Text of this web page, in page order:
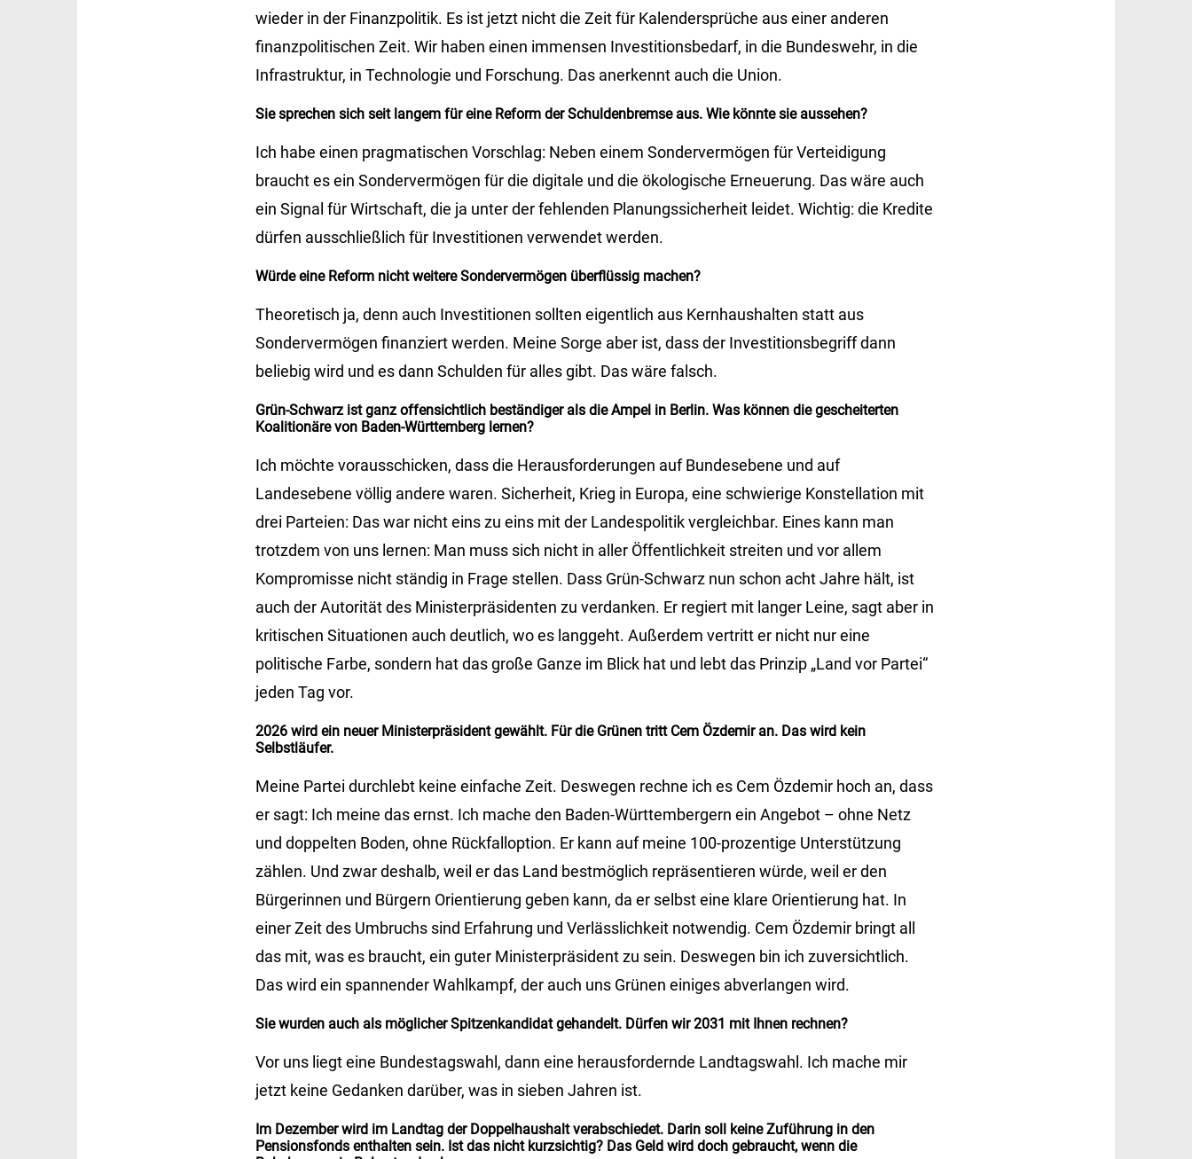
wieder in der Finanzpolitik. Es ist jetzt nicht die Zeit für Kalendersprüche aus einer anderen
finanzpolitischen Zeit. Wir haben einen immensen Investitionsbedarf, in die Bundeswehr, in die
Infrastruktur, in Technologie und Forschung. Das anerkennt auch die Union.
Sie sprechen sich seit langem für eine Reform der Schuldenbremse aus. Wie könnte sie aussehen?
Ich habe einen pragmatischen Vorschlag: Neben einem Sondervermögen für Verteidigung
braucht es ein Sondervermögen für die digitale und die ökologische Erneuerung. Das wäre auch
ein Signal für Wirtschaft, die ja unter der fehlenden Planungssicherheit leidet. Wichtig: die Kredite
dürfen ausschließlich für Investitionen verwendet werden.
Würde eine Reform nicht weitere Sondervermögen überflüssig machen?
Theoretisch ja, denn auch Investitionen sollten eigentlich aus Kernhaushalten statt aus
Sondervermögen finanziert werden. Meine Sorge aber ist, dass der Investitionsbegriff dann
beliebig wird und es dann Schulden für alles gibt. Das wäre falsch.
Grün-Schwarz ist ganz offensichtlich beständiger als die Ampel in Berlin. Was können die gescheiterten
Koalitionäre von Baden-Württemberg lernen?
Ich möchte vorausschicken, dass die Herausforderungen auf Bundesebene und auf
Landesebene völlig andere waren. Sicherheit, Krieg in Europa, eine schwierige Konstellation mit
drei Parteien: Das war nicht eins zu eins mit der Landespolitik vergleichbar. Eines kann man
trotzdem von uns lernen: Man muss sich nicht in aller Öffentlichkeit streiten und vor allem
Kompromisse nicht ständig in Frage stellen. Dass Grün-Schwarz nun schon acht Jahre hält, ist
auch der Autorität des Ministerpräsidenten zu verdanken. Er regiert mit langer Leine, sagt aber in
kritischen Situationen auch deutlich, wo es langgeht. Außerdem vertritt er nicht nur eine
politische Farbe, sondern hat das große Ganze im Blick hat und lebt das Prinzip „Land vor Partei“
jeden Tag vor.
2026 wird ein neuer Ministerpräsident gewählt. Für die Grünen tritt Cem Özdemir an. Das wird kein
Selbstläufer.
Meine Partei durchlebt keine einfache Zeit. Deswegen rechne ich es Cem Özdemir hoch an, dass
er sagt: Ich meine das ernst. Ich mache den Baden-Württembergern ein Angebot – ohne Netz
und doppelten Boden, ohne Rückfalloption. Er kann auf meine 100-prozentige Unterstützung
zählen. Und zwar deshalb, weil er das Land bestmöglich repräsentieren würde, weil er den
Bürgerinnen und Bürgern Orientierung geben kann, da er selbst eine klare Orientierung hat. In
einer Zeit des Umbruchs sind Erfahrung und Verlässlichkeit notwendig. Cem Özdemir bringt all
das mit, was es braucht, ein guter Ministerpräsident zu sein. Deswegen bin ich zuversichtlich.
Das wird ein spannender Wahlkampf, der auch uns Grünen einiges abverlangen wird.
Sie wurden auch als möglicher Spitzenkandidat gehandelt. Dürfen wir 2031 mit Ihnen rechnen?
Vor uns liegt eine Bundestagswahl, dann eine herausfordernde Landtagswahl. Ich mache mir
jetzt keine Gedanken darüber, was in sieben Jahren ist.
Im Dezember wird im Landtag der Doppelhaushalt verabschiedet. Darin soll keine Zuführung in den
Pensionsfonds enthalten sein. Ist das nicht kurzsichtig? Das Geld wird doch gebraucht, wenn die